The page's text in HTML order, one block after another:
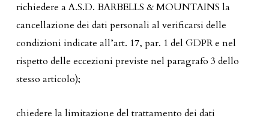
richiedere a A.S.D. BARBELLS & MOUNTAINS la
cancellazione dei dati personali al verificarsi delle
condizioni indicate all’art. 17, par. 1 del GDPR e nel
rispetto delle eccezioni previste nel paragrafo 3 dello
stesso articolo);
chiedere la limitazione del trattamento dei dati